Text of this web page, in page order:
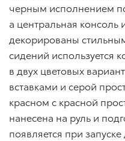
черным исполнением
а центральная консоль
декорированы
сидений используется
в двух цветовых
вставками и серой
красном с красной
нанесена на руль и
появляется при